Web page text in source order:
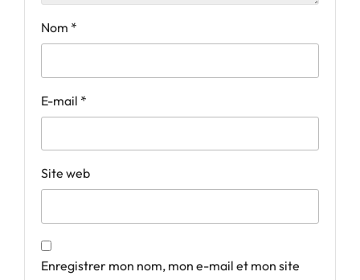
Nom *
E-mail *
Site web
Enregistrer mon nom, mon e-mail et mon site